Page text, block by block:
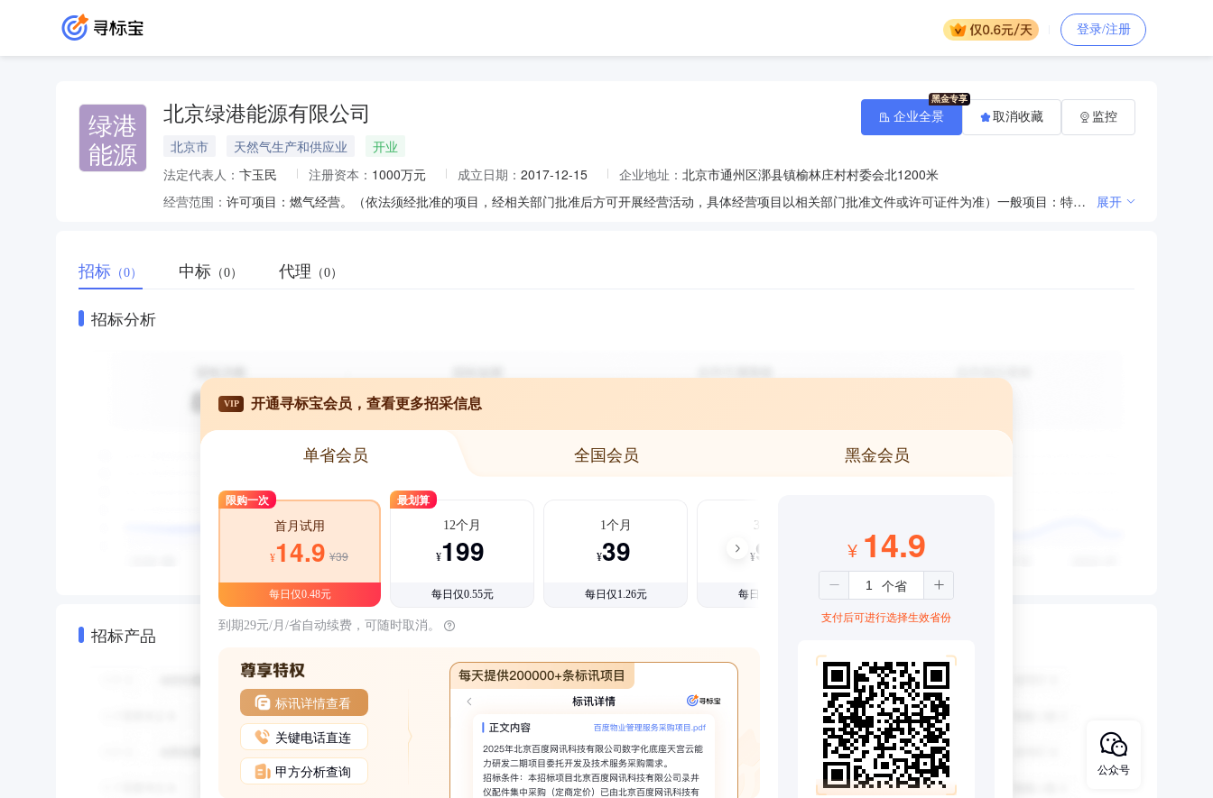
登录/注册
绿港
能源
北京绿港能源有限公司
北京市 天然气生产和供应业
开业
法定代表人： 卞玉民 注册资本： 1000万元 成立日期： 2017-12-15 企业地址： 北京市通州区漷县镇榆林庄村村委会北1200米
经营范围：
许可项目：燃气经营。（依法须经批准的项目，经相关部门批准后方可开展经营活动，具体经营项目以相关部门批准文件或许可证件为准）一般项目：特种设备销售；特种设备出租。（除依法须经批准的项目外，凭营业执照依法自主开展经营活动）（不得从事国家和本市产业政策禁止和限制类项目的经营活动。） 展开
企业全景 取消收藏 监控
招标 （0） 中标 （0） 代理 （0）
招标分析
招标产品
VIP 开通寻标宝会员，查看更多招采信息
单省会员 全国会员 黑金会员
限购一次
首月试用
¥14.9 ¥39
每日仅0.48元
最划算
12个月
¥199
每日仅0.55元
1个月
¥39
每日仅1.26元
3个月
¥99
每日仅1.08元
到期29元/月/省自动续费，可随时取消。
标讯详情查看
关键电话直连
甲方分析查询
¥ 14.9
支付后可进行选择生效省份
公众号